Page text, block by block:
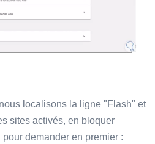
localisons la ligne "Flash" et
sites activés, en bloquer
demander en premier :